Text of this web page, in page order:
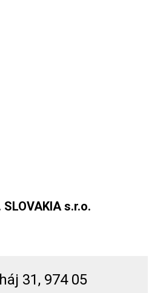
SLOVAKIA s.r.o.
31, 974 05